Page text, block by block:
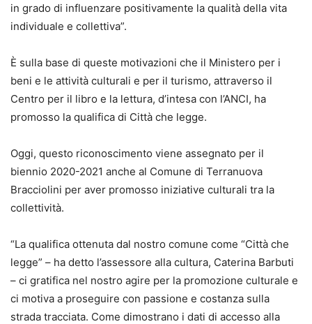
in grado di influenzare positivamente la qualità della vita
individuale e collettiva”.
È sulla base di queste motivazioni che il Ministero per i
beni e le attività culturali e per il turismo, attraverso il
Centro per il libro e la lettura, d’intesa con l’ANCI, ha
promosso la qualifica di Città che legge.
Oggi, questo riconoscimento viene assegnato per il
biennio 2020-2021 anche al Comune di Terranuova
Bracciolini per aver promosso iniziative culturali tra la
collettività.
“La qualifica ottenuta dal nostro comune come “Città che
legge” – ha detto l’assessore alla cultura, Caterina Barbuti
– ci gratifica nel nostro agire per la promozione culturale e
ci motiva a proseguire con passione e costanza sulla
strada tracciata. Come dimostrano i dati di accesso alla